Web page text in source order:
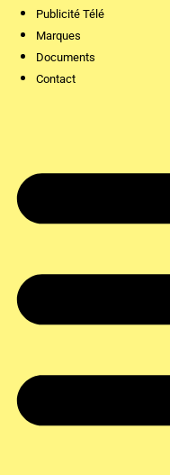
Publicité Télé
Marques
Documents
Contact